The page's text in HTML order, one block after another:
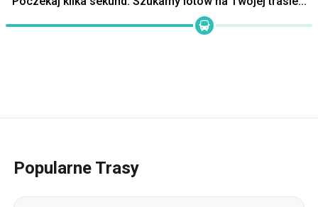
Popularne Trasy